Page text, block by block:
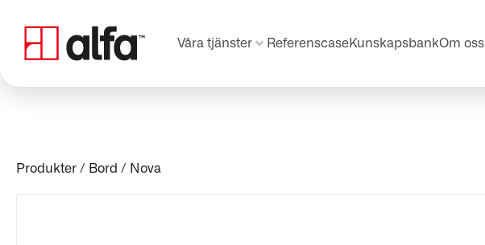
Våra tjänster ReferenscaseKunskapsbankOm oss
Produkter / Bord / Nova